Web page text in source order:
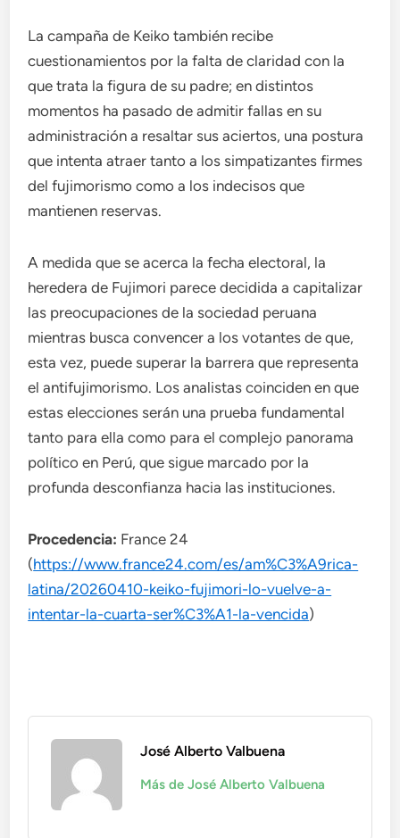
La campaña de Keiko también recibe
cuestionamientos por la falta de claridad con la
que trata la figura de su padre; en distintos
momentos ha pasado de admitir fallas en su
administración a resaltar sus aciertos, una postura
que intenta atraer tanto a los simpatizantes firmes
del fujimorismo como a los indecisos que
mantienen reservas.
A medida que se acerca la fecha electoral, la
heredera de Fujimori parece decidida a capitalizar
las preocupaciones de la sociedad peruana
mientras busca convencer a los votantes de que,
esta vez, puede superar la barrera que representa
el antifujimorismo. Los analistas coinciden en que
estas elecciones serán una prueba fundamental
tanto para ella como para el complejo panorama
político en Perú, que sigue marcado por la
profunda desconfianza hacia las instituciones.
Procedencia: France 24
(https://www.france24.com/es/am%C3%A9rica-
latina/20260410-keiko-fujimori-lo-vuelve-a-
intentar-la-cuarta-ser%C3%A1-la-vencida)
José Alberto Valbuena
Más de José Alberto Valbuena